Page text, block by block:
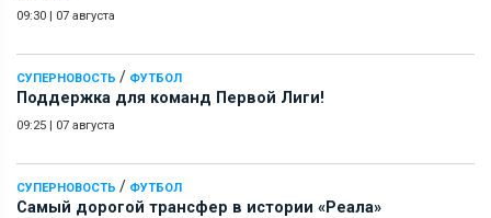
09:30 | 07 августа
СУПЕРНОВОСТЬ / ФУТБОЛ
Поддержка для команд Первой Лиги!
09:25 | 07 августа
СУПЕРНОВОСТЬ / ФУТБОЛ
Самый дорогой трансфер в истории «Реала»